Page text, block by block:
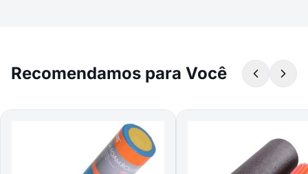
Recomendamos para Você